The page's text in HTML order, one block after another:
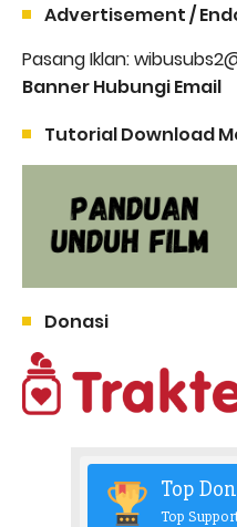
Advertisement /
Pasang Iklan:
Banner Hubungi Email
Tutorial Download
Donasi